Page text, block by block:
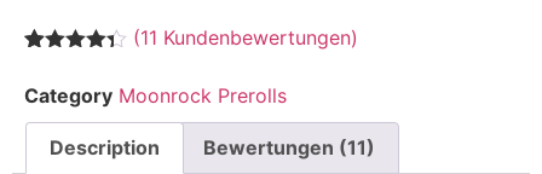
mit
von 5,
basierend
Kundenbewertungen
(11 Kundenbewertungen)
Category Moonrock Prerolls
Description Bewertungen (11)